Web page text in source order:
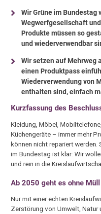
Wir Grüne im Bundestag
Wegwerfgesellschaft
Produkte müssen so
und wiederverwendbar
Wir setzen auf Mehrweg
einen Produktpass
Wiederverwendung von
enthalten sind, einfach
Kurzfassung des
Kleidung, Möbel,
Küchengeräte – immer mehr
können nicht repariert werden.
im Bundestag ist klar: Wir
und rein in die
Ab 2050 geht es ohne Müll
Nur mit einer echten
Zerstörung von Umwelt, Natur